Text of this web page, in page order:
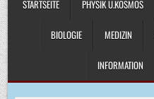
STARTSEITE
PHYSIK U.KOSMOS
BIOLOGIE MEDIZIN
INFORMATION